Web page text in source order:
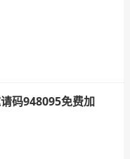
码948095免费加